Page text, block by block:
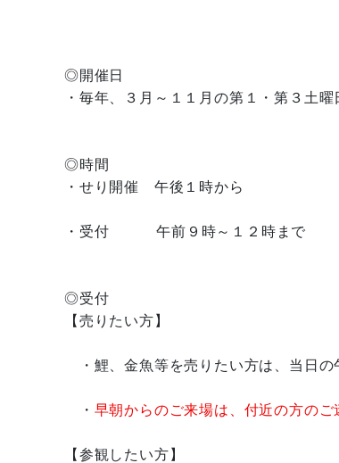
◎開催日
・毎年、３月～１１月の第１・第３土曜
◎時間
・せり開催 午後１時から
・受付 午前９時～１２時まで
◎受付
【売りたい方】
・鯉、金魚等を売りたい方は、当日の
・ 早朝からのご来場は、付近の方のご
【参観したい方】